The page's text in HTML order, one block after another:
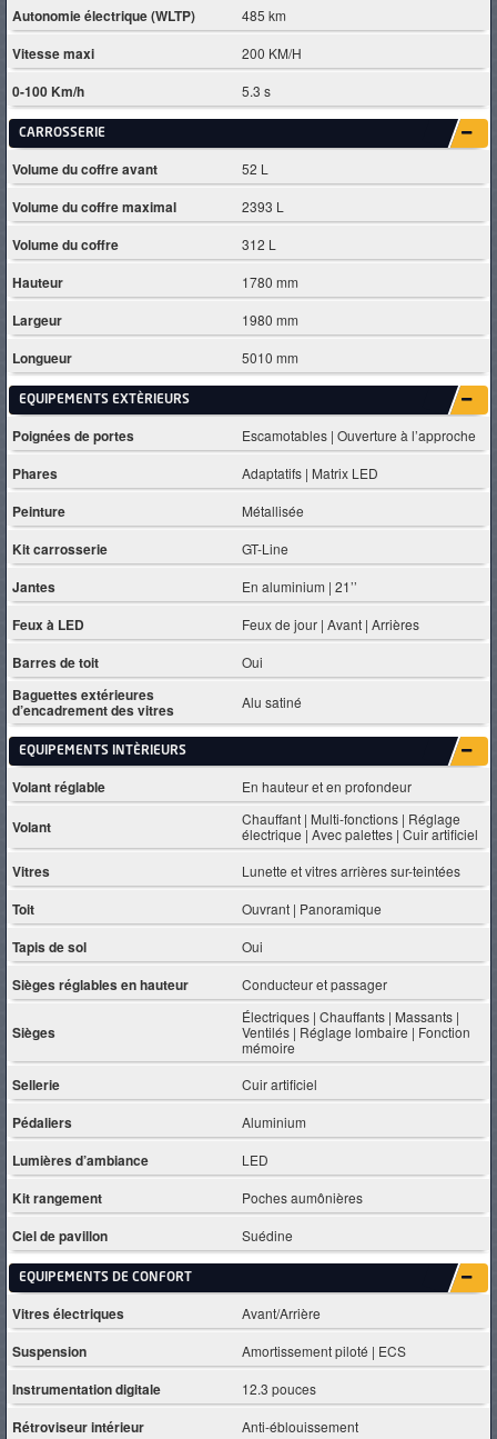
Autonomie électrique (WLTP) 485 km
Vitesse maxi 200 KM/H
0-100 Km/h 5.3 s
CARROSSERIE
Volume du coffre avant 52 L
Volume du coffre maximal 2393 L
Volume du coffre 312 L
Hauteur 1780 mm
Largeur 1980 mm
Longueur 5010 mm
EQUIPEMENTS EXTÈRIEURS
Poignées de portes Escamotables | Ouverture à l’approche
Phares Adaptatifs | Matrix LED
Peinture Métallisée
Kit carrosserie GT-Line
Jantes En aluminium | 21’’
Feux à LED Feux de jour | Avant | Arrières
Barres de toit Oui
Baguettes extérieures
d’encadrement des vitres Alu satiné
EQUIPEMENTS INTÈRIEURS
Volant réglable En hauteur et en profondeur
Volant
Chauffant | Multi-fonctions | Réglage
électrique | Avec palettes | Cuir artificiel
Vitres Lunette et vitres arrières sur-teintées
Toit Ouvrant | Panoramique
Tapis de sol Oui
Sièges réglables en hauteur Conducteur et passager
Sièges
Électriques | Chauffants | Massants |
Ventilés | Réglage lombaire | Fonction
mémoire
Sellerie Cuir artificiel
Pédaliers Aluminium
Lumières d’ambiance LED
Kit rangement Poches aumônières
Ciel de pavillon Suédine
EQUIPEMENTS DE CONFORT
Vitres électriques Avant/Arrière
Suspension Amortissement piloté | ECS
Instrumentation digitale 12.3 pouces
Rétroviseur intérieur Anti-éblouissement